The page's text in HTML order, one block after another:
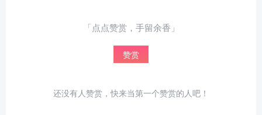
「点点赞赏，手留余香」
赞赏
还没有人赞赏，快来当第一个赞赏的人吧！